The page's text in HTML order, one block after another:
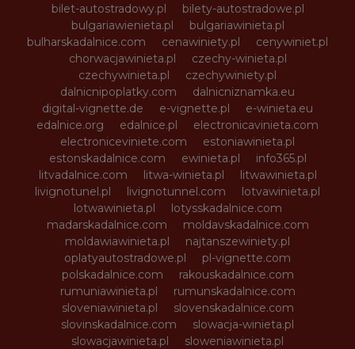
bilet-autostradowy.pl
bilety-autostradowe.pl
bulgariawienieta.pl
bulgariawinieta.pl
bulharskadalnice.com
cenawiniety.pl
cenywiniet.pl
chorwacjawinieta.pl
czechy-winieta.pl
czechywinieta.pl
czechywiniety.pl
dalnicnipoplatky.com
dalnicniznamka.eu
digital-vignette.de
e-vignette.pl
e-winieta.eu
edalnice.org
edalnice.pl
electronicavinieta.com
electroniceviniete.com
estoniawinieta.pl
estonskadalnice.com
ewinieta.pl
info365.pl
litvadalnice.com
litwa-winieta.pl
litwawinieta.pl
livignotunel.pl
livignotunnel.com
lotvawinieta.pl
lotwawinieta.pl
lotysskadalnice.com
madarskadalnice.com
moldavskadalnice.com
moldawiawinieta.pl
najtanszewiniety.pl
oplatyautostradowe.pl
pl-vignette.com
polskadalnice.com
rakouskadalnice.com
rumuniawinieta.pl
rumunskadalnice.com
sloveniawinieta.pl
slovenskadalnice.com
slovinskadalnice.com
slowacja-winieta.pl
slowacjawinieta.pl
sloweniawinieta.pl